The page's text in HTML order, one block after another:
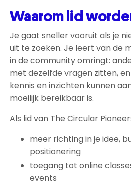
Waarom lid
Je gaat sneller vooruit als je
uit te zoeken. Je leert van de
in de community omringt:
met dezelfde vragen zitten,
kennis en inzichten kunnen
moeilijk bereikbaar is.
Als lid van The Circular
meer richting in je idee,
positionering
toegang tot online
events